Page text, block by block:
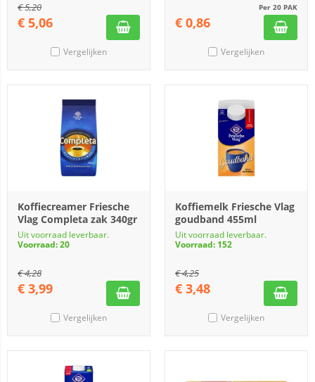
€5,20
€ 5,06
Vergelijken
Per 20 PAK
€ 0,86
Vergelijken
Koffiecreamer Friesche
Vlag Completa zak 340gr
Uit voorraad leverbaar.
Voorraad: 20
€4,28
€ 3,99
Vergelijken
Koffiemelk Friesche Vlag
goudband 455ml
Uit voorraad leverbaar.
Voorraad: 152
€4,25
€ 3,48
Vergelijken